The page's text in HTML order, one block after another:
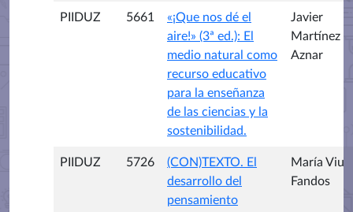
PIIDUZ 5661
«¡Que nos dé el
aire!» (3ª ed.): El
medio natural como
recurso educativo
para la enseñanza
de las ciencias y la
sostenibilidad.
Javier
Martínez
Aznar
PIIDUZ 5726
(CON)TEXTO. El
desarrollo del
pensamiento
María Viu
Fandos